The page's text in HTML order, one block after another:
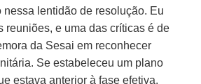
nessa lentidão de resolução. Eu
reuniões, e uma das críticas é de
da Sesai em reconhecer
Se estabeleceu um plano
estava anterior à fase efetiva.